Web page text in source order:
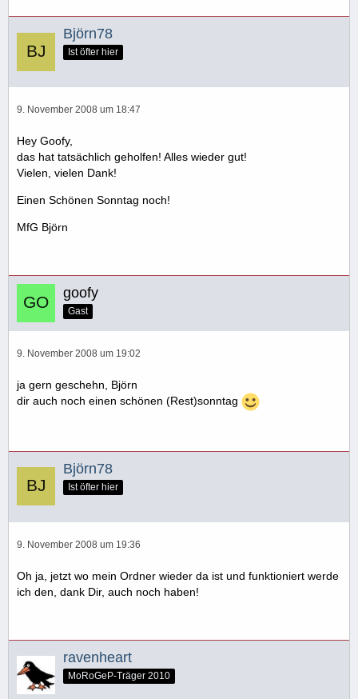
Björn78
Ist öfter hier
9. November 2008 um 18:47
Hey Goofy,
das hat tatsächlich geholfen! Alles wieder gut!
Vielen, vielen Dank!
Einen Schönen Sonntag noch!
MfG Björn
goofy
Gast
9. November 2008 um 19:02
ja gern geschehn, Björn
dir auch noch einen schönen (Rest)sonntag
Björn78
Ist öfter hier
9. November 2008 um 19:36
Oh ja, jetzt wo mein Ordner wieder da ist und funktioniert werde
ich den, dank Dir, auch noch haben!
ravenheart
MoRoGeP-Träger 2010